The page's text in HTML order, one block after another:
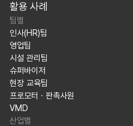
활용 사례
팀별
인사(HR)팀
영업팀
시설 관리팀
슈퍼바이저
현장 교육팀
프로모터 · 판촉사원
VMD
산업별